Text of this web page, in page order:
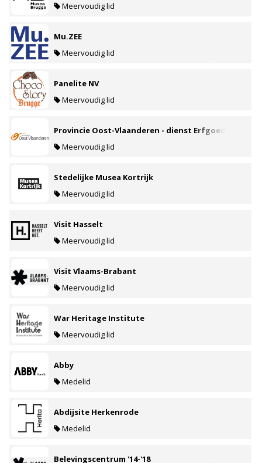
Meervoudig lid
Mu.ZEE
Meervoudig lid
Panelite NV
Meervoudig lid
Provincie Oost-Vlaanderen - dienst Erfgoed &
Erfgoedsites
Meervoudig lid
Stedelijke Musea Kortrijk
Meervoudig lid
Visit Hasselt
Meervoudig lid
Visit Vlaams-Brabant
Meervoudig lid
War Heritage Institute
Meervoudig lid
Abby
Medelid
Abdijsite Herkenrode
Medelid
Belevingscentrum '14-'18